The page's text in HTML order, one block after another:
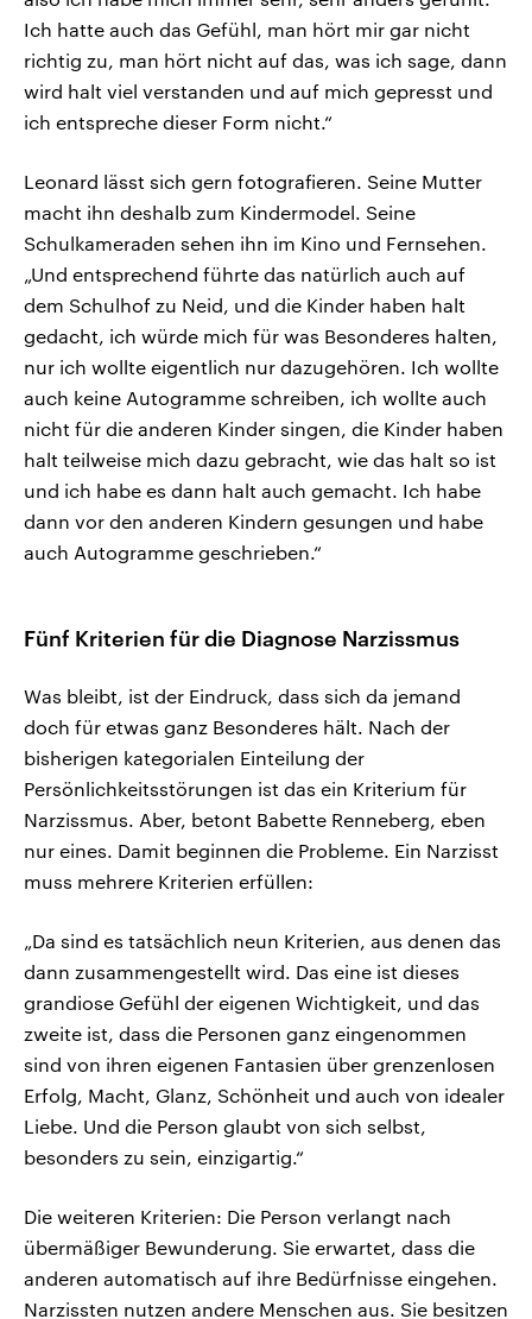
Ich hatte auch das Gefühl, man hört mir gar nicht
richtig zu, man hört nicht auf das, was ich sage, dann
wird halt viel verstanden und auf mich gepresst und
ich entspreche dieser Form nicht.“
Leonard lässt sich gern fotografieren. Seine Mutter
macht ihn deshalb zum Kindermodel. Seine
Schulkameraden sehen ihn im Kino und Fernsehen.
„Und entsprechend führte das natürlich auch auf
dem Schulhof zu Neid, und die Kinder haben halt
gedacht, ich würde mich für was Besonderes halten,
nur ich wollte eigentlich nur dazugehören. Ich wollte
auch keine Autogramme schreiben, ich wollte auch
nicht für die anderen Kinder singen, die Kinder haben
halt teilweise mich dazu gebracht, wie das halt so ist
und ich habe es dann halt auch gemacht. Ich habe
dann vor den anderen Kindern gesungen und habe
auch Autogramme geschrieben.“
Fünf Kriterien für die Diagnose Narzissmus
Was bleibt, ist der Eindruck, dass sich da jemand
doch für etwas ganz Besonderes hält. Nach der
bisherigen kategorialen Einteilung der
Persönlichkeitsstörungen ist das ein Kriterium für
Narzissmus. Aber, betont Babette Renneberg, eben
nur eines. Damit beginnen die Probleme. Ein Narzisst
muss mehrere Kriterien erfüllen:
„Da sind es tatsächlich neun Kriterien, aus denen das
dann zusammengestellt wird. Das eine ist dieses
grandiose Gefühl der eigenen Wichtigkeit, und das
zweite ist, dass die Personen ganz eingenommen
sind von ihren eigenen Fantasien über grenzenlosen
Erfolg, Macht, Glanz, Schönheit und auch von idealer
Liebe. Und die Person glaubt von sich selbst,
besonders zu sein, einzigartig.“
Die weiteren Kriterien: Die Person verlangt nach
übermäßiger Bewunderung. Sie erwartet, dass die
anderen automatisch auf ihre Bedürfnisse eingehen.
Narzissten nutzen andere Menschen aus. Sie besitzen